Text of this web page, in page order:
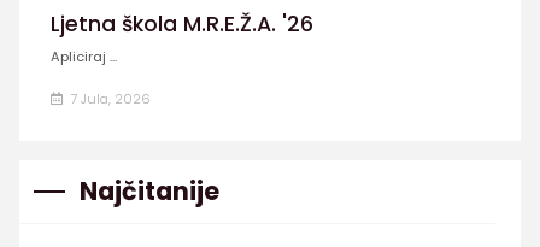
Ljetna škola M.R.E.Ž.A. '26
Apliciraj ...
7 Jula, 2026
Najčitanije